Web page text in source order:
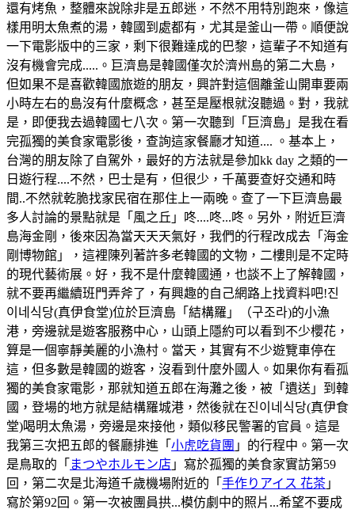
還有烤魚，整體來說除非是五郎迷，不然不用特別跑來，像這
樣用明太魚煮的湯，韓國到處都有，尤其是釜山一帶。順便說
一下電影版中的三家，剩下很難達成的巴黎，這輩子不知道有
沒有機會完成.....。巨濟島是韓國僅次於濟州島的第二大島，
但如果不是喜歡韓國旅遊的朋友，興許對這個離釜山開車要兩
小時左右的島沒有什麼概念，甚至是壓根就沒聽過。對，我就
是，即便我去過韓國七八次。第一次聽到「巨濟島」是我在看
完孤獨的美食家電影後，查詢這家餐廳才知道.... 。基本上，
台灣的朋友除了自駕外，最好的方法就是參加kk day 之類的一
日遊行程....不然，巴士是有，但很少，千萬要查好交通和時
間..不然就乾脆找家民宿在那住上一兩晚。查了一下巨濟島最
多人討論的景點就是「風之丘」咚....咚...咚。另外，附近巨濟
島海金剛，後來因為當天天天氣好，我們的行程改成去「海金
剛博物館」，這裡陳列著許多老韓國的文物，二樓則是不定時
的現代藝術展。好，我不是什麼韓國通，也談不上了解韓國，
就不要再繼續班門弄斧了，有興趣的自己網路上找資料吧!진
이네식당(真伊食堂)位於巨濟島「結構羅」（구조라)的小漁
港，旁邊就是遊客服務中心，山頭上隱約可以看到不少櫻花，
算是一個寧靜美麗的小漁村。當天，其實有不少遊覽車停在
這，但多數是韓國的遊客，沒看到什麼外國人。如果你有看孤
獨的美食家電影，那就知道五郎在海灘之後，被「遺送」到韓
國，登場的地方就是結構羅城港，然後就在진이네식당(真伊食
堂)喝明太魚湯，旁邊是來接他，類似移民警署的官員。這是
我第三次把五郎的餐廳排進「 小虎吃貨團 」的行程中。第一次
是鳥取的「 まつやホルモン店 」寫於孤獨的美食家實訪第59
回，第二次是北海道千歲機場附近的「 手作りアイス 花茶 」
寫於第92回。第一次被團員拱...模仿劇中的照片...希望不要成